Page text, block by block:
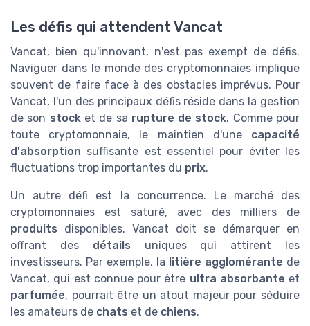
Les défis qui attendent Vancat
Vancat, bien qu'innovant, n'est pas exempt de défis.
Naviguer dans le monde des cryptomonnaies implique
souvent de faire face à des obstacles imprévus. Pour
Vancat, l'un des principaux défis réside dans la gestion
de son stocket de sa rupture de stock. Comme pour
toute cryptomonnaie, le maintien d'une capacité
d'absorption suffisante est essentiel pour éviter les
fluctuations trop importantes du prix.
Un autre défi est la concurrence. Le marché des
cryptomonnaies est saturé, avec des milliers de
produits disponibles. Vancat doit se démarquer en
offrant des détails uniques qui attirent les
investisseurs. Par exemple, la litière agglomérante de
Vancat, qui est connue pour être ultra absorbante et
parfumée, pourrait être un atout majeur pour séduire
les amateurs de chats et de chiens.